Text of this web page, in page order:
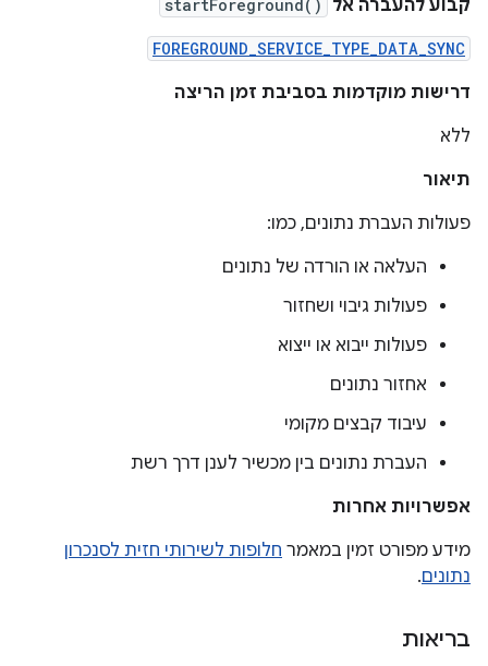
קבוע להעברה אל startForeground()
FOREGROUND_SERVICE_TYPE_DATA_SYNC
דרישות מוקדמות בסביבת זמן הריצה
ללא
תיאור
פעולות העברת נתונים, כמו:
העלאה או הורדה של נתונים
פעולות גיבוי ושחזור
פעולות ייבוא או ייצוא
אחזור נתונים
עיבוד קבצים מקומי
העברת נתונים בין מכשיר לענן דרך רשת
אפשרויות אחרות
מידע מפורט זמין במאמר חלופות לשירותי חזית לסנכרון
נתונים.
בריאות